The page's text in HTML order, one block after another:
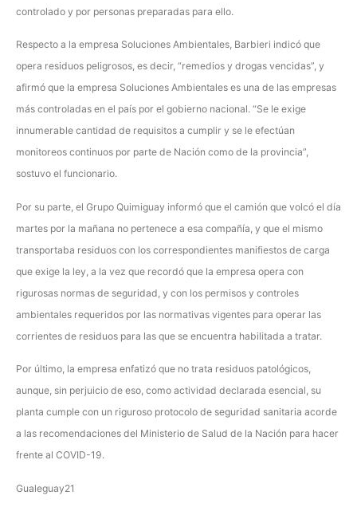
controlado y por personas preparadas para ello.
Respecto a la empresa Soluciones Ambientales, Barbieri indicó que
opera residuos peligrosos, es decir, “remedios y drogas vencidas”, y
afirmó que la empresa Soluciones Ambientales es una de las empresas
más controladas en el país por el gobierno nacional. “Se le exige
innumerable cantidad de requisitos a cumplir y se le efectúan
monitoreos continuos por parte de Nación como de la provincia”,
sostuvo el funcionario.
Por su parte, el Grupo Quimiguay informó que el camión que volcó el día
martes por la mañana no pertenece a esa compañía, y que el mismo
transportaba residuos con los correspondientes manifiestos de carga
que exige la ley, a la vez que recordó que la empresa opera con
rigurosas normas de seguridad, y con los permisos y controles
ambientales requeridos por las normativas vigentes para operar las
corrientes de residuos para las que se encuentra habilitada a tratar.
Por último, la empresa enfatizó que no trata residuos patológicos,
aunque, sin perjuicio de eso, como actividad declarada esencial, su
planta cumple con un riguroso protocolo de seguridad sanitaria acorde
a las recomendaciones del Ministerio de Salud de la Nación para hacer
frente al COVID-19.
Gualeguay21